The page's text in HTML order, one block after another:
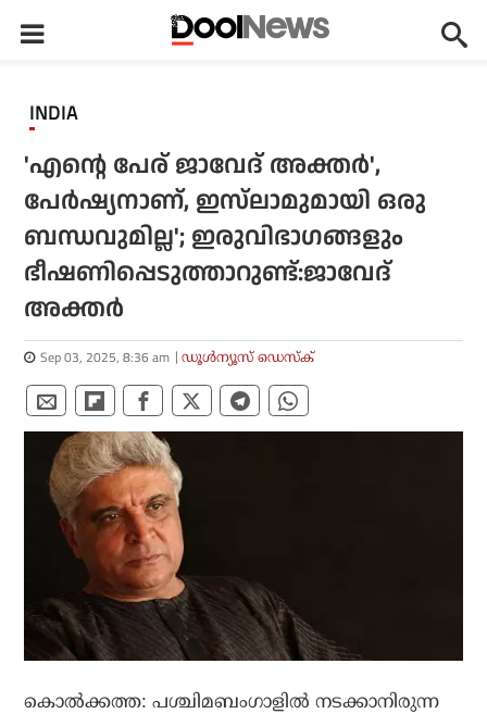
INDIA
'എന്റെ പേര് ജാവേദ് അക്തര്‍',
പേര്‍ഷ്യനാണ്, ഇസ്‌ലാമുമായി ഒരു
ബന്ധവുമില്ല'; ഇരുവിഭാഗങ്ങളും
ഭീഷണിപ്പെടുത്താറുണ്ട്:ജാവേദ്
അക്തര്‍
Sep 03, 2025, 8:36 am ഡൂള്‍ന്യൂസ് ഡെസ്‌ക്
കൊല്‍ക്കത്ത: പശ്ചിമബംഗാളില്‍ നടക്കാനിരുന്ന